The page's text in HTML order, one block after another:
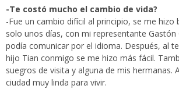
-Te costó mucho el cambio de vida?
-Fue un cambio difícil al principio, se me hizo
solo unos días, con mi representante Gastón
podía comunicar por el idioma. Después, al
hijo Tian conmigo se me hizo más fácil.
suegros de visita y alguna de mis hermanas.
ciudad muy linda para vivir.